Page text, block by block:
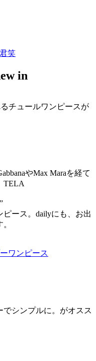
笑
in
チュールワンピースが
やMax Maraを経て
TELA
ース。dailyにも、お出
ワンピース
シンプルに。がオスス